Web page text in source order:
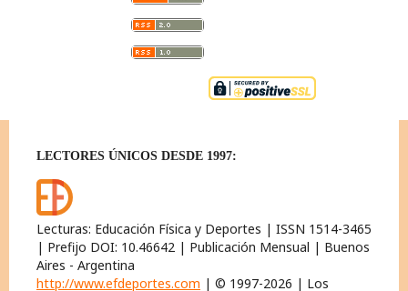
LECTORES ÚNICOS DESDE 1997:
Lecturas: Educación Física y Deportes | ISSN 1514-3465
| Prefijo DOI: 10.46642 | Publicación Mensual | Buenos
Aires - Argentina
http://www.efdeportes.com | © 1997-2026 | Los